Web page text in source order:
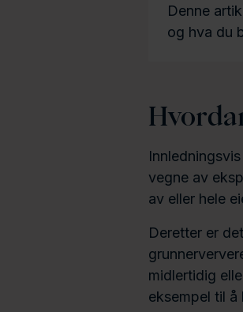
Denne
og hva du
vegne av
av eller hele
Deretter er
midlertidig
eksempel til å